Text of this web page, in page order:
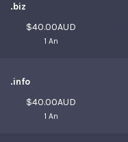
.biz
$40.00AUD
1 An
.info
$40.00AUD
1 An